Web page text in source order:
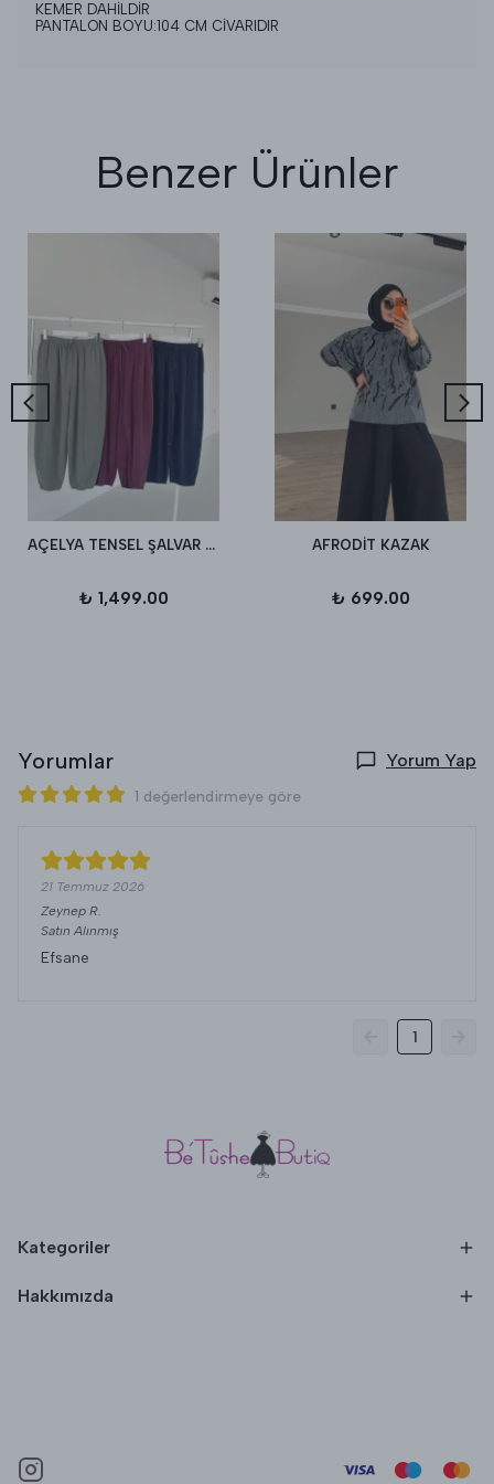
KEMER DAHİLDİR
PANTALON BOYU:104 CM CİVARIDIR
Benzer Ürünler
AÇELYA TENSEL ŞALVAR PANTALON
₺ 1,499.00
AFRODİT KAZAK
₺ 699.00
Yorumlar Yorum Yap
1 değerlendirmeye göre
21 Temmuz 2026
Zeynep R.
Satın Alınmış
Efsane
1
Kategoriler
Hakkımızda